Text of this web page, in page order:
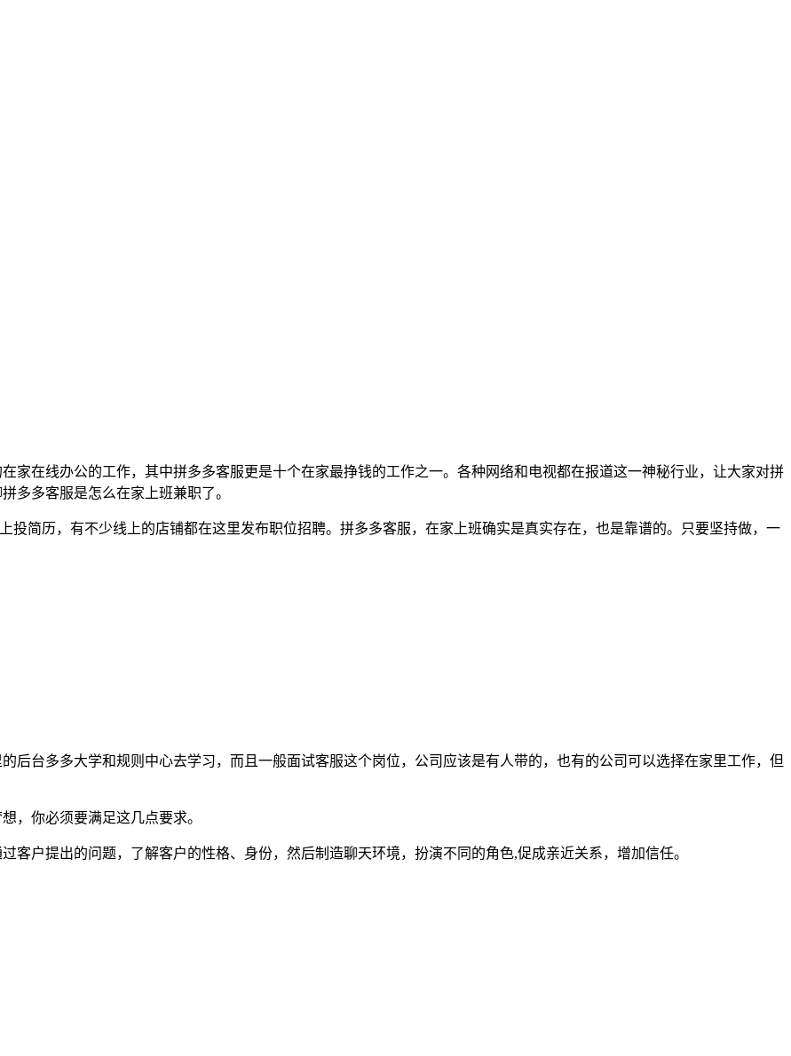
家在线办公的工作，其中拼多多客服更是十个在家最挣钱的工作之一。各种网络和电视都在报道这一神秘行业，让大家对拼
多多客服是怎么在家上班兼职了。
投简历，有不少线上的店铺都在这里发布职位招聘。拼多多客服，在家上班确实是真实存在，也是靠谱的。只要坚持做，一
后台多多大学和规则中心去学习，而且一般面试客服这个岗位，公司应该是有人带的，也有的公司可以选择在家里工作，但
，你必须要满足这几点要求。
客户提出的问题，了解客户的性格、身份，然后制造聊天环境，扮演不同的角色,促成亲近关系，增加信任。